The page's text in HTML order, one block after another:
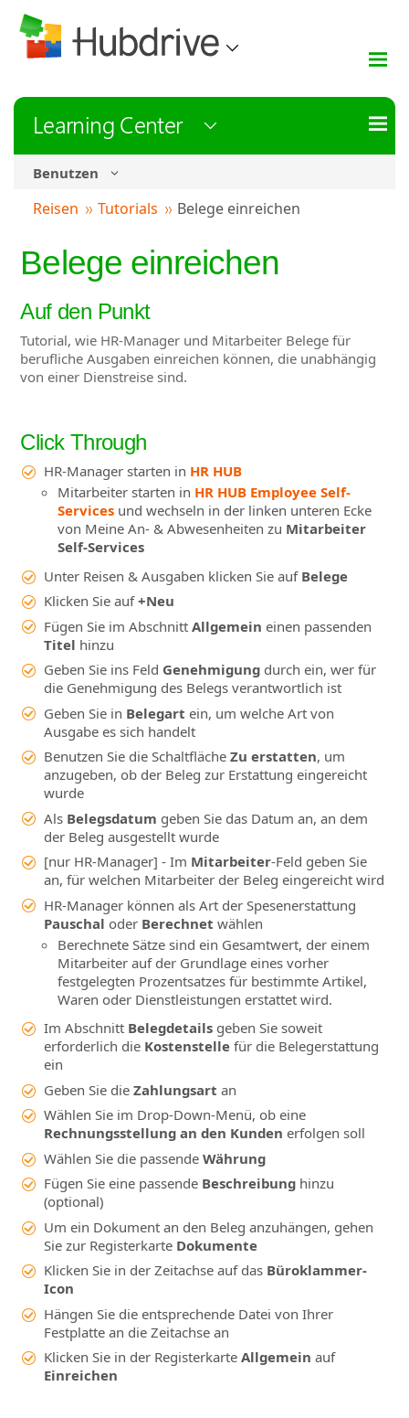
Learning Center
Benutzen
Reisen Tutorials Belege einreichen
Belege einreichen
Auf den Punkt
Tutorial, wie HR-Manager und Mitarbeiter Belege für
berufliche Ausgaben einreichen können, die unabhängig
von einer Dienstreise sind.
Click Through
HR-Manager starten in HR HUB
Mitarbeiter starten in HR HUB Employee Self-
Servicesund wechseln in der linken unteren Ecke
von Meine An- & Abwesenheiten zu Mitarbeiter
Self-Services
Unter Reisen & Ausgaben klicken Sie auf Belege
Klicken Sie auf+Neu
Fügen Sie im Abschnitt Allgemein einen passenden
Titel hinzu
Geben Sie ins Feld Genehmigung durch ein, wer für
die Genehmigung des Belegs verantwortlich ist
Geben Sie in Belegart ein, um welche Art von
Ausgabe es sich handelt
Benutzen Sie die Schaltfläche Zu erstatten, um
anzugeben, ob der Beleg zur Erstattung eingereicht
wurde
Als Belegsdatum geben Sie das Datum an, an dem
der Beleg ausgestellt wurde
[nur HR-Manager] - Im Mitarbeiter-Feld geben Sie
an, für welchen Mitarbeiter der Beleg eingereicht wird
HR-Manager können als Art der Spesenerstattung
Pauschal oder Berechnet wählen
Berechnete Sätze sind ein Gesamtwert, der einem
Mitarbeiter auf der Grundlage eines vorher
festgelegten Prozentsatzes für bestimmte Artikel,
Waren oder Dienstleistungen erstattet wird.
Im Abschnitt Belegdetails geben Sie soweit
erforderlich die Kostenstelle für die Belegerstattung
ein
Geben Sie die Zahlungsart an
Wählen Sie im Drop-Down-Menü, ob eine
Rechnungsstellung an den Kunden erfolgen soll
Wählen Sie die passende Währung
Fügen Sie eine passende Beschreibung hinzu
(optional)
Um ein Dokument an den Beleg anzuhängen, gehen
Sie zur Registerkarte Dokumente
Klicken Sie in der Zeitachse auf das Büroklammer-
Icon
Hängen Sie die entsprechende Datei von Ihrer
Festplatte an die Zeitachse an
Klicken Sie in der Registerkarte Allgemein auf
Einreichen